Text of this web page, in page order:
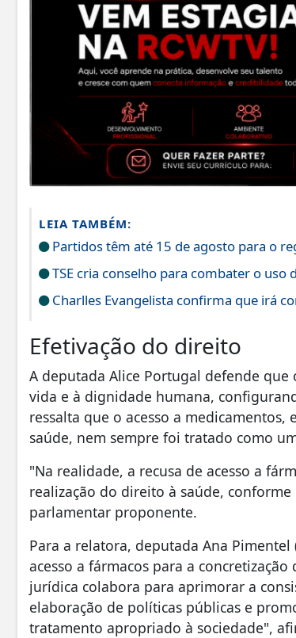
LEIA TAMBÉM:
Partidos têm até 15 de agosto para o
TSE cria conselho para combater o uso
Charlles Evangelista confirma que irá
Efetivação do direito
A deputada Alice Portugal defende
vida e à dignidade humana,
ressalta que o acesso a
saúde, nem sempre foi tratado como
"Na realidade, a recusa de acesso a
realização do direito à saúde,
parlamentar proponente.
Para a relatora, deputada Ana
acesso a fármacos para a
jurídica colabora para aprimorar a
elaboração de políticas públicas e
tratamento apropriado à sociedade",